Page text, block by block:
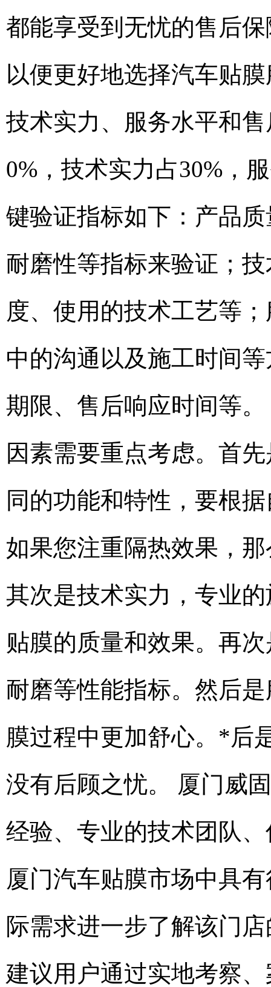
都能享受到无忧的售后
以便更好地选择汽车贴
技术实力、服务水平和
0%，技术实力占30%，
键验证指标如下：产品
耐磨性等指标来验证；
度、使用的技术工艺等
中的沟通以及施工时间
期限、售后响应时间等
因素需要重点考虑。首
同的功能和特性，要根
如果您注重隔热效果，
其次是技术实力，专业
贴膜的质量和效果。再
耐磨等性能指标。然后
膜过程中更加舒心。*后
没有后顾之忧。 厦门威
经验、专业的技术团队
厦门汽车贴膜市场中具
际需求进一步了解该门
建议用户通过实地考察